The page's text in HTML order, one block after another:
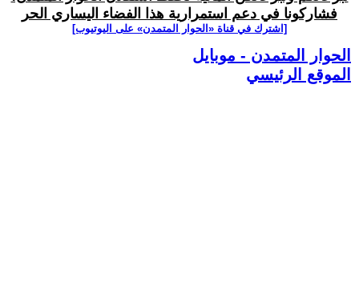
فشاركونا في دعم استمرارية هذا الفضاء اليساري الحر
[اشترك في قناة ‫«الحوار المتمدن» على اليوتيوب]
الحوار المتمدن - موبايل
الموقع الرئيسي